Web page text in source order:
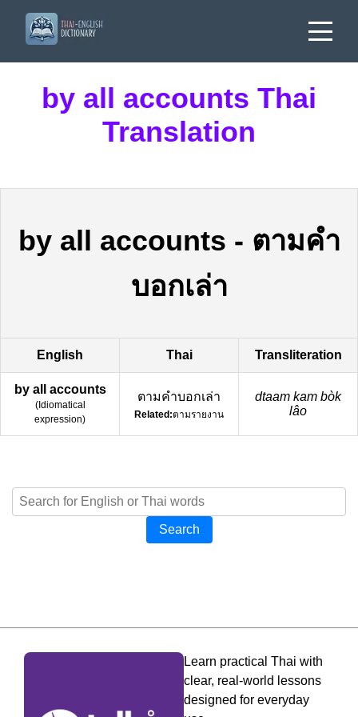
by all accounts Thai
Translation
by all accounts - ตามคำ
บอกเล่า
English Thai Transliteration
by all accounts
(Idiomatical
expression)
ตามคำบอกเล่า
Related:ตามรายงาน
dtaam kam bòk
lâo
Search
Learn practical Thai with
clear, real-world lessons
designed for everyday